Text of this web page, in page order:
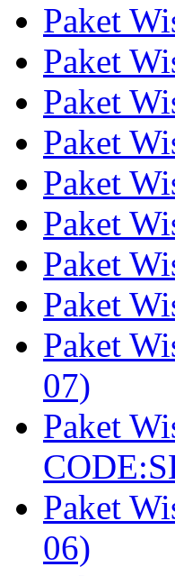
Paket
Paket
Paket
Paket
Paket
Paket
Paket
Paket
Paket
07)
Paket
Paket
06)